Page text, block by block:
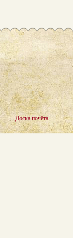
Доска почёта